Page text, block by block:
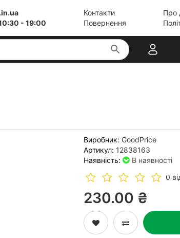
- 19:00
Контакти
Повернення
Про
Виробник: GoodPrice
Артикул: 12838163
Наявність:
В наявності
0
230.00 ₴